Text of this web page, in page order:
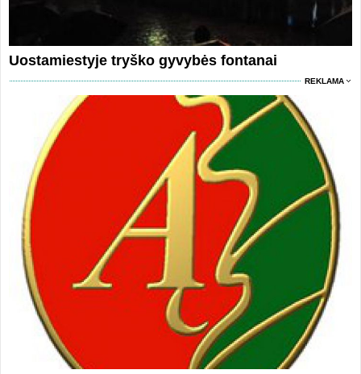
Uostamiestyje tryško gyvybės fontanai
REKLAMA